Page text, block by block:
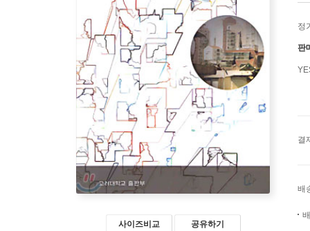
사이즈비교 공유하기
정
판
결
배